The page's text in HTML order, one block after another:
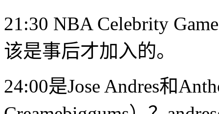
21:30 NBA Celebrity
该是事后才加入的。
24:00是Jose Andres和